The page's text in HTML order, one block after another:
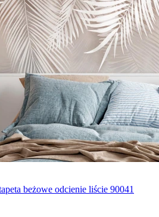
beżowe odcienie liście 90041